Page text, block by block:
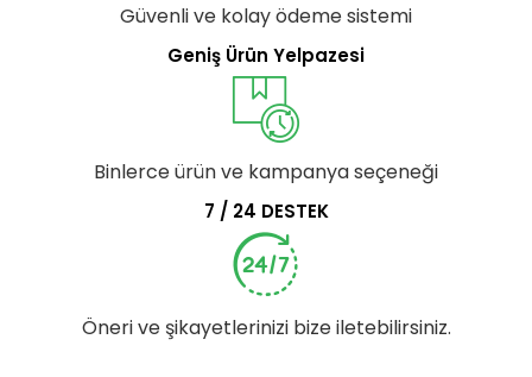
Güvenli ve kolay ödeme sistemi
Geniş Ürün Yelpazesi
Binlerce ürün ve kampanya seçeneği
7 / 24 DESTEK
Öneri ve şikayetlerinizi bize iletebilirsiniz.